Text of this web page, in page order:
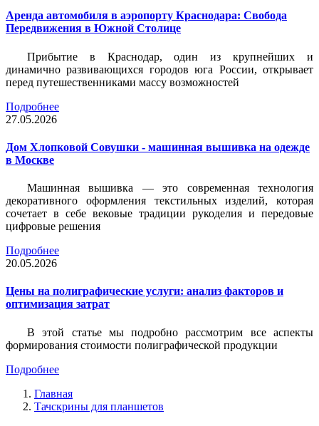
Аренда автомобиля в аэропорту Краснодара: Свобода
Передвижения в Южной Столице
Прибытие в Краснодар, один из крупнейших и
динамично развивающихся городов юга России, открывает
перед путешественниками массу возможностей
Подробнее
27.05.2026
Дом Хлопковой Совушки - машинная вышивка на одежде
в Москве
Машинная вышивка — это современная технология
декоративного оформления текстильных изделий, которая
сочетает в себе вековые традиции рукоделия и передовые
цифровые решения
Подробнее
20.05.2026
Цены на полиграфические услуги: анализ факторов и
оптимизация затрат
В этой статье мы подробно рассмотрим все аспекты
формирования стоимости полиграфической продукции
Подробнее
Главная
Тачскрины для планшетов